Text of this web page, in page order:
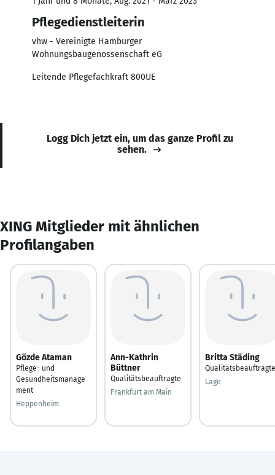
Pflegedienstleiterin
vhw - Vereinigte Hamburger
Wohnungsbaugenossenschaft eG
Leitende Pflegefachkraft 800UE
Logg Dich jetzt ein, um das ganze Profil zu
sehen.
XING Mitglieder mit ähnlichen
Profilangaben
Gözde Ataman
Pflege- und
Gesundheitsmanage
ment
Heppenheim
Ann-Kathrin
Büttner
Qualitätsbeauftragte
Frankfurt am Main
Britta Städing
Qualitätsbeauftragte
Lage